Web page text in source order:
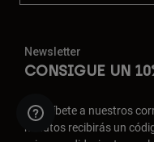
Newsletter
CONSIGUE UN
Suscríbete a nuestros
minutos recibirás un